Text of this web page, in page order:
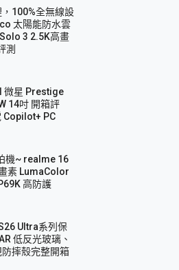
測
100%全無線設
太陽能防水雲
3 2.5K高畫
測
微星 Prestige
14吋 開箱評
Copilot+ PC
機~ realme 16
素 LumaColor
高防護
Ultra系列保
低反光玻璃、
摔殼完整開箱